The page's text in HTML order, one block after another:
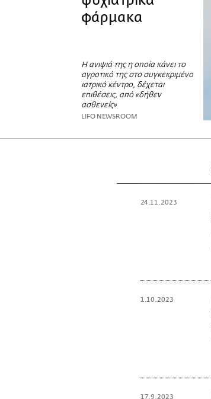
φάρμακα
Η ανιψιά της η οποία κάνει το
αγροτικό της στο συγκεκριμένο
ιατρικό κέντρο, δέχεται
επιθέσεις, από «δήθεν
ασθενείς»
LIFO NEWSROOM
24.11.2023
1.10.2023
17.9.2023